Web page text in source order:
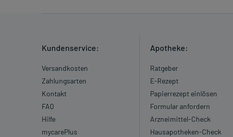
Kundenservice:
Versandkosten
Zahlungsarten
Kontakt
FAQ
Hilfe
mycarePlus
Apotheke:
Ratgeber
E-Rezept
Papierrezept einlösen
Formular anfordern
Arzneimittel-Check
Hausapotheken-Check